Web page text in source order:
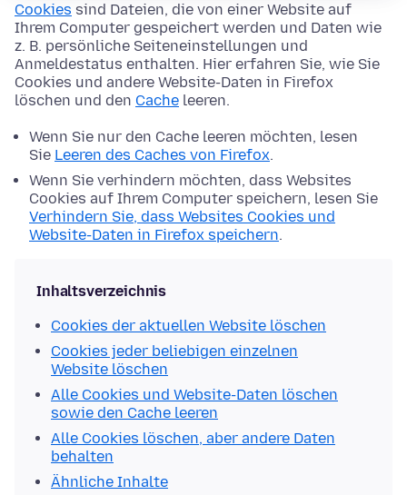
Cookies sind Dateien, die von einer Website auf
Ihrem Computer gespeichert werden und Daten wie
z. B. persönliche Seiteneinstellungen und
Anmeldestatus enthalten. Hier erfahren Sie, wie Sie
Cookies und andere Website-Daten in Firefox
löschen und den Cache leeren.
Wenn Sie nur den Cache leeren möchten, lesen
Sie Leeren des Caches von Firefox.
Wenn Sie verhindern möchten, dass Websites
Cookies auf Ihrem Computer speichern, lesen Sie
Verhindern Sie, dass Websites Cookies und
Website-Daten in Firefox speichern.
Inhaltsverzeichnis
Cookies der aktuellen Website löschen
Cookies jeder beliebigen einzelnen
Website löschen
Alle Cookies und Website-Daten löschen
sowie den Cache leeren
Alle Cookies löschen, aber andere Daten
behalten
Ähnliche Inhalte